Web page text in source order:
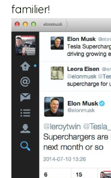
familier!